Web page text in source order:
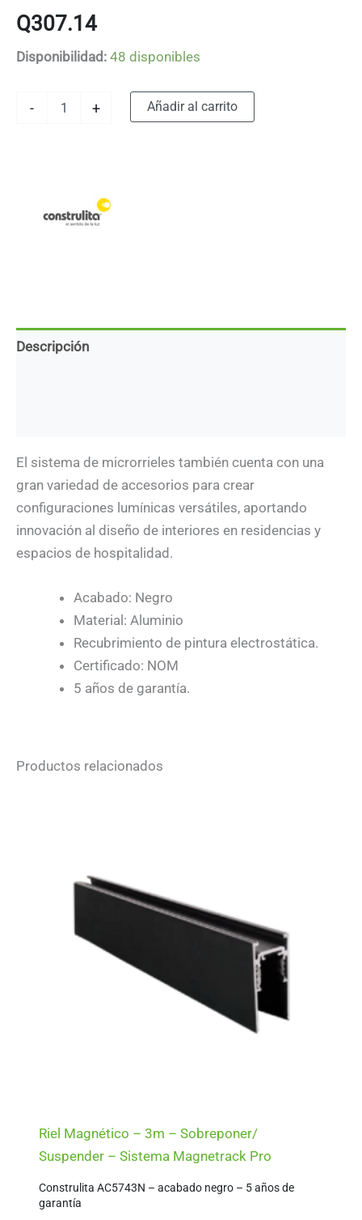
Q307.14
Disponibilidad: 48 disponibles
-
Sistema
Magnetrack
+ Añadir al carrito
Descripción
El sistema de microrrieles también cuenta con una
gran variedad de accesorios para crear
configuraciones lumínicas versátiles, aportando
innovación al diseño de interiores en residencias y
espacios de hospitalidad.
Acabado: Negro
Material: Aluminio
Recubrimiento de pintura electrostática.
Certificado: NOM
5 años de garantía.
Productos relacionados
Riel Magnético – 3m – Sobreponer/
Suspender – Sistema Magnetrack Pro
Construlita AC5743N – acabado negro – 5 años de
garantía